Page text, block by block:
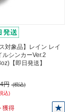
対象品】レイン レイ
ルシンカーVer.2
【即日発送】
円 (税込)
込)
獲得